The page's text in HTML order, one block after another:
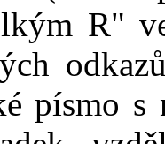
R"
písmo s